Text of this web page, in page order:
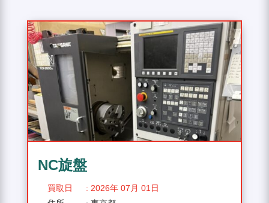
NC旋盤
買取日
: 2026年 07月 01日